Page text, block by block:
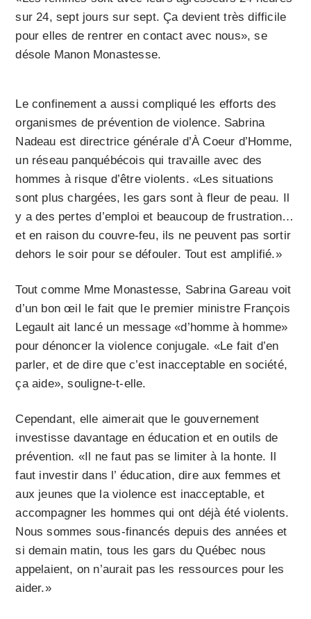
sur 24, sept jours sur sept. Ça devient très difficile
pour elles de rentrer en contact avec nous», se
désole Manon Monastesse.
Le confinement a aussi compliqué les efforts des
organismes de prévention de violence. Sabrina
Nadeau est directrice générale d’À Coeur d’Homme,
un réseau panquébécois qui travaille avec des
hommes à risque d’être violents. «Les situations
sont plus chargées, les gars sont à fleur de peau. Il
y a des pertes d’emploi et beaucoup de frustration…
et en raison du couvre-feu, ils ne peuvent pas sortir
dehors le soir pour se défouler. Tout est amplifié.»
Tout comme Mme Monastesse, Sabrina Gareau voit
d’un bon œil le fait que le premier ministre François
Legault ait lancé un message «d’homme à homme»
pour dénoncer la violence conjugale. «Le fait d’en
parler, et de dire que c’est inacceptable en société,
ça aide», souligne-t-elle.
Cependant, elle aimerait que le gouvernement
investisse davantage en éducation et en outils de
prévention. «Il ne faut pas se limiter à la honte. Il
faut investir dans l’ éducation, dire aux femmes et
aux jeunes que la violence est inacceptable, et
accompagner les hommes qui ont déjà été violents.
Nous sommes sous-financés depuis des années et
si demain matin, tous les gars du Québec nous
appelaient, on n’aurait pas les ressources pour les
aider.»